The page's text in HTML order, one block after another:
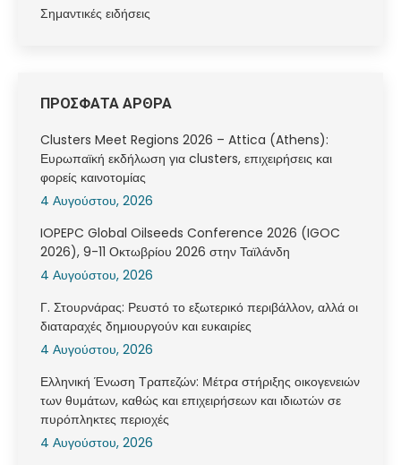
Σημαντικές ειδήσεις
ΠΡΟΣΦΑΤΑ ΑΡΘΡΑ
Clusters Meet Regions 2026 – Attica (Athens):
Ευρωπαϊκή εκδήλωση για clusters, επιχειρήσεις και
φορείς καινοτομίας
4 Αυγούστου, 2026
IOPEPC Global Oilseeds Conference 2026 (IGOC
2026), 9-11 Οκτωβρίου 2026 στην Ταϊλάνδη
4 Αυγούστου, 2026
Γ. Στουρνάρας: Ρευστό το εξωτερικό περιβάλλον, αλλά οι
διαταραχές δημιουργούν και ευκαιρίες
4 Αυγούστου, 2026
Ελληνική Ένωση Τραπεζών: Μέτρα στήριξης οικογενειών
των θυμάτων, καθώς και επιχειρήσεων και ιδιωτών σε
πυρόπληκτες περιοχές
4 Αυγούστου, 2026